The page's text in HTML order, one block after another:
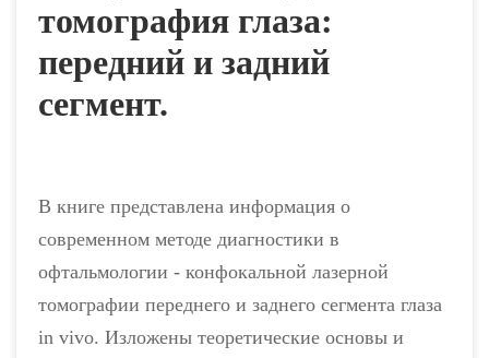
томография глаза:
передний и задний
сегмент.
В книге представлена информация о
современном методе диагностики в
офтальмологии - конфокальной лазерной
томографии переднего и заднего сегмента глаза
in vivo. Изложены теоретические основы и